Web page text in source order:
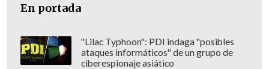
En portada
"Lilac Typhoon": PDI indaga "posibles
ataques informáticos" de un grupo de
ciberespionaje asiático